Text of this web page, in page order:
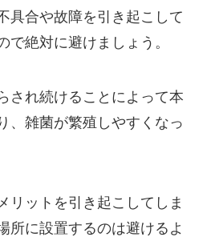
具合や故障を引き起こして
で絶対に避けましょう。
され続けることによって本
、雑菌が繁殖しやすくなっ
リットを引き起こしてしま
所に設置するのは避けるよ